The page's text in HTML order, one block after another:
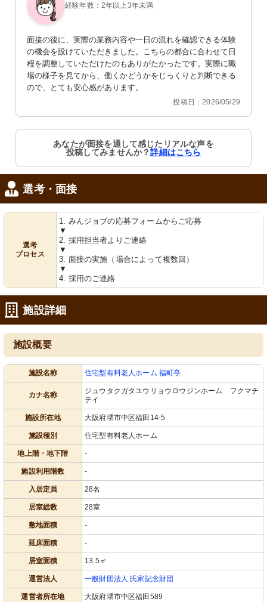
を両立しており、利用者の自立支援に
貢献します。
に配慮された設計です。
食堂
明るく開放的な食事スペースがあり、
ゆったりとした時間が流れています。
手すりや座れるシャワーチェアを完備
玄関
温かみのある受付と自然光が差し込む
明るいエントランスが迎えてくれま
す。
居室
綺麗に整備された洗面スペースが廊下
す。
モダンなデザインのエントランスが迎
えてくれます。バリアフリー設計で、
ゆったりとしたアプローチが特徴で
す。
柔らかな色合いの外壁が、温もり溢れ
経験年数：2年以上3年未満
面接の後に、実際の業務内容や一日の流れを確認できる体験
の機会を設けていただきました。こちらの都合に合わせて日
程を調整していただけたのもありがたかったです。実際に職
場の様子を見てから、働くかどうかをじっくりと判断できる
ので、とても安心感があります。
投稿日：2026/05/29
あなたが面接を通して感じたリアルな声を
投稿してみませんか？詳細はこちら
選考・面接
選考
プロセス
1. みんジョブの応募フォームからご応募
▼
2. 採用担当者よりご連絡
▼
3. 面接の実施（場合によって複数回）
▼
4. 採用のご連絡
施設詳細
施設概要
施設名称 住宅型有料老人ホーム 福町亭
カナ名称
ジュウタクガタユウリョウロウジンホーム フクマチ
テイ
施設所在地 大阪府堺市中区福田14-5
施設種別 住宅型有料老人ホーム
地上階・地下階 -
施設利用階数 -
入居定員 28名
居室総数 28室
敷地面積 -
延床面積 -
居室面積 13.5㎡
運営法人 一般財団法人 氏家記念財団
運営者所在地 大阪府堺市中区福田589